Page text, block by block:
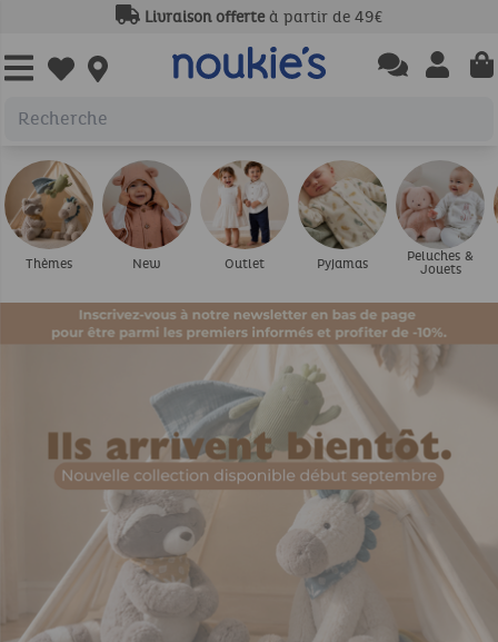
Livraison offerteà partir de 49€
Open wishlist Open
Open
Thèmes New Outlet Pyjamas
Peluches &
Jouets